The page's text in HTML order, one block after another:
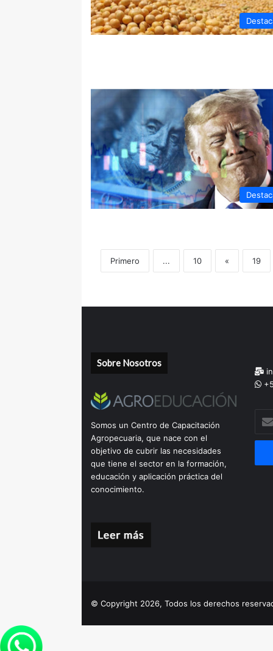
Primero ... 10 « 19
Sobre Nosotros
Somos un Centro de Capacitación
Agropecuaria, que nace con el
objetivo de cubrir las necesidades
que tiene el sector en la formación,
educación y aplicación práctica del
conocimiento.
tu
© Copyright 2026, Todos los derechos